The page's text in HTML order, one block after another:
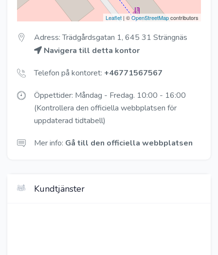
Leaflet | ©OpenStreetMapcontributors
Adress: Trädgårdsgatan 1, 645 31 Strängnäs
Navigera till detta kontor
Telefon på kontoret: +46771567567
Öppettider: Måndag - Fredag. 10:00 - 16:00
(Kontrollera den officiella webbplatsen för
uppdaterad tidtabell)
Mer info: Gå till den officiella webbplatsen
Kundtjänster